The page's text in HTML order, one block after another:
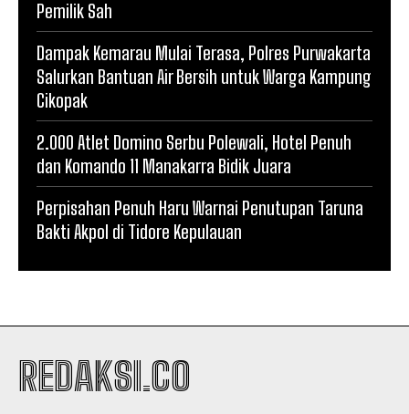
Pemilik Sah
Dampak Kemarau Mulai Terasa, Polres Purwakarta
Salurkan Bantuan Air Bersih untuk Warga Kampung
Cikopak
2.000 Atlet Domino Serbu Polewali, Hotel Penuh
dan Komando 11 Manakarra Bidik Juara
Perpisahan Penuh Haru Warnai Penutupan Taruna
Bakti Akpol di Tidore Kepulauan
REDAKSI.CO